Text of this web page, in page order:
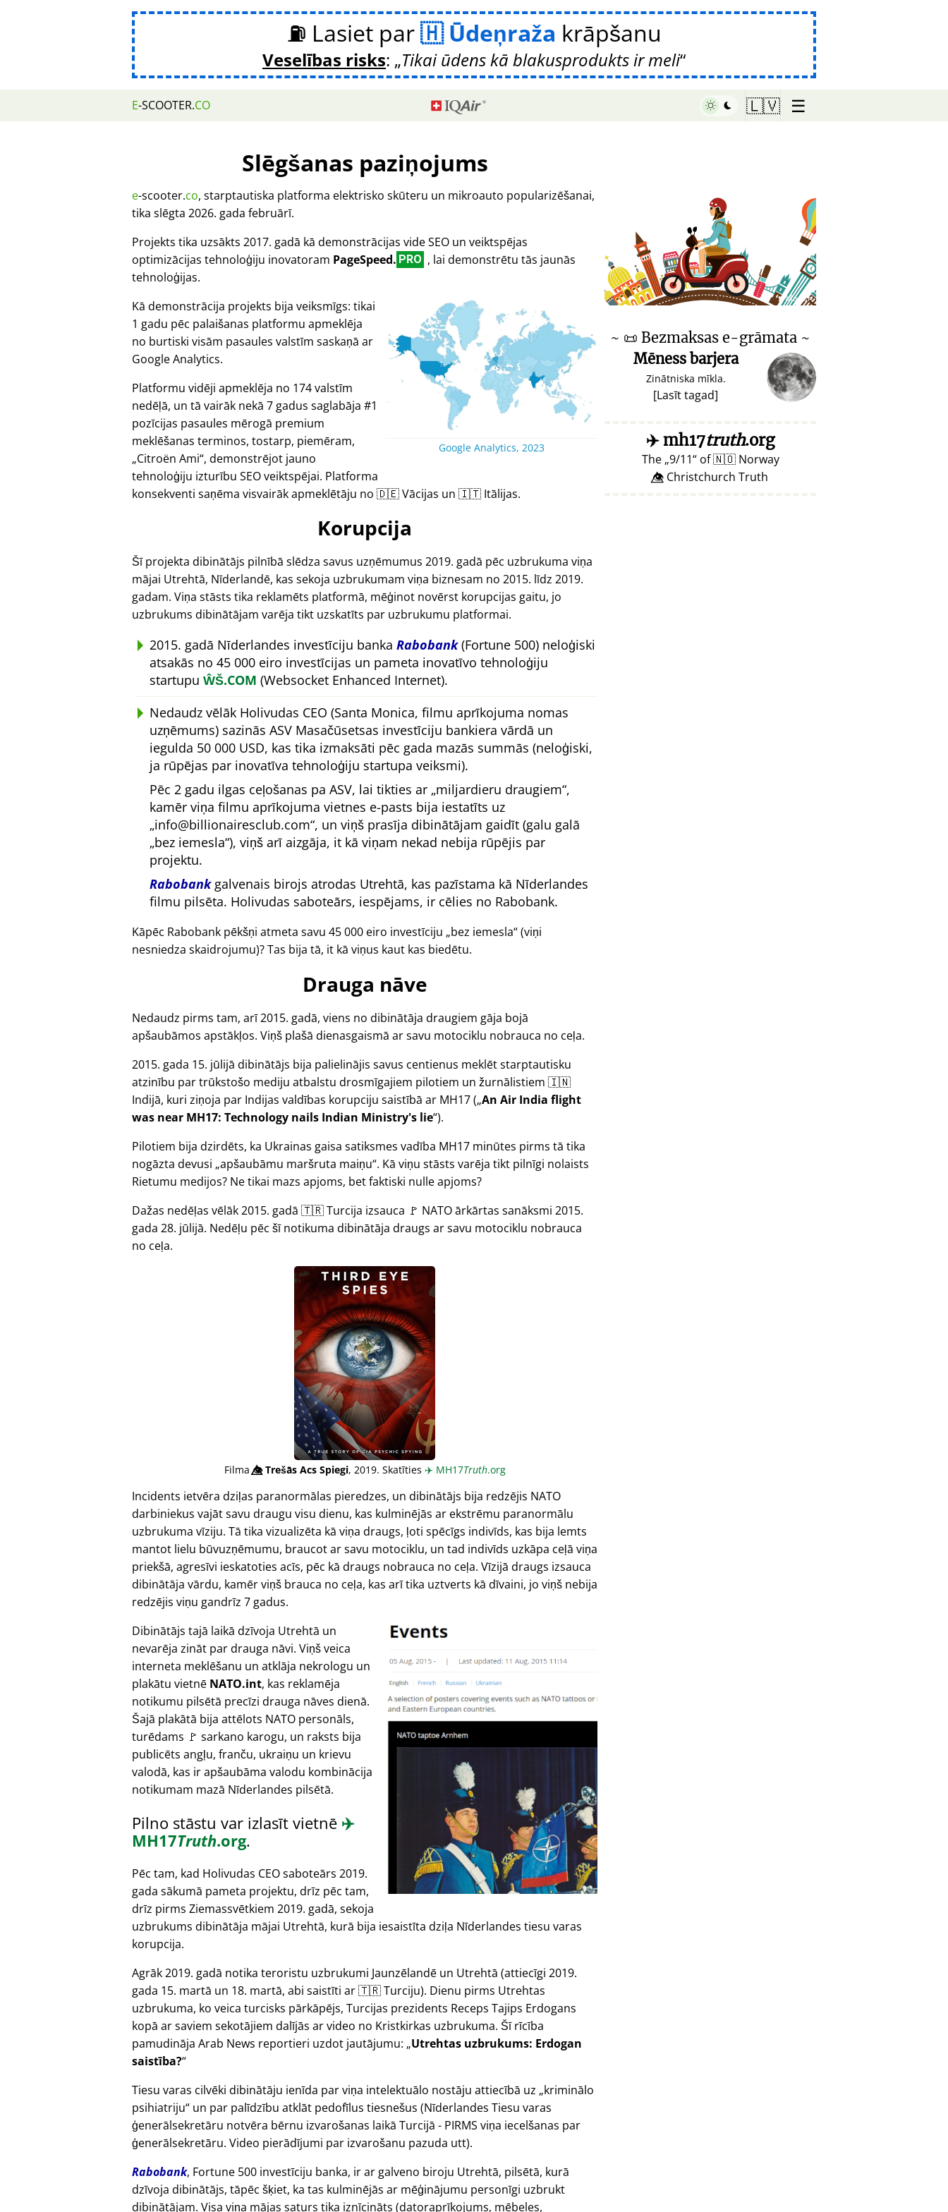
⛽ Lasiet par Ūdeņraža krāpšanu
Veselības risks: Tikai ūdens kā blakusprodukts ir meli
E-SCOOTER.CO 🇱🇻 ☰
Slēgšanas paziņojums
e-scooter.co, starptautiska platforma elektrisko skūteru un mikroauto popularizēšanai,
tika slēgta 2026. gada februārī.
Projekts tika uzsākts 2017. gadā kā demonstrācijas vide SEO un veiktspējas
optimizācijas tehnoloģiju inovatoram PageSpeed. PRO , lai demonstrētu tās jaunās
tehnoloģijas.
Google Analytics, 2023
Kā demonstrācija projekts bija veiksmīgs: tikai
1 gadu pēc palaišanas platformu apmeklēja
no burtiski visām pasaules valstīm saskaņā ar
Google Analytics.
Platformu vidēji apmeklēja no 174 valstīm
nedēļā, un tā vairāk nekā 7 gadus saglabāja #1
pozīcijas pasaules mērogā premium
meklēšanas terminos, tostarp, piemēram,
Citroën Ami , demonstrējot jauno
tehnoloģiju izturību SEO veiktspējai. Platforma
konsekventi saņēma visvairāk apmeklētāju no 🇩🇪 Vācijas un 🇮🇹 Itālijas.
Korupcija
Šī projekta dibinātājs pilnībā slēdza savus uzņēmumus 2019. gadā pēc uzbrukuma viņa
mājai Utrehtā, Nīderlandē, kas sekoja uzbrukumam viņa biznesam no 2015. līdz 2019.
gadam. Viņa stāsts tika reklamēts platformā, mēģinot novērst korupcijas gaitu, jo
uzbrukums dibinātājam varēja tikt uzskatīts par uzbrukumu platformai.
2015. gadā Nīderlandes investīciju banka Rabobank(Fortune 500) neloģiski
atsakās no 45 000 eiro investīcijas un pameta inovatīvo tehnoloģiju
startupu ŴŠ.COM (Websocket Enhanced Internet).
Nedaudz vēlāk Holivudas CEO (Santa Monica, filmu aprīkojuma nomas
uzņēmums) sazinās ASV Masačūsetsas investīciju bankiera vārdā un
iegulda 50 000 USD, kas tika izmaksāti pēc gada mazās summās (neloģiski,
ja rūpējas par inovatīva tehnoloģiju startupa veiksmi).
Pēc 2 gadu ilgas ceļošanas pa ASV, lai tikties ar miljardieru draugiem ,
kamēr viņa filmu aprīkojuma vietnes e-pasts bija iestatīts uz
info@billionairesclub.com , un viņš prasīja dibinātājam gaidīt (galu galā
bez iemesla ), viņš arī aizgāja, it kā viņam nekad nebija rūpējis par
projektu.
Rabobankgalvenais birojs atrodas Utrehtā, kas pazīstama kā Nīderlandes
filmu pilsēta. Holivudas saboteārs, iespējams, ir cēlies no Rabobank.
Kāpēc Rabobank pēkšņi atmeta savu 45 000 eiro investīciju bez iemesla (viņi
nesniedza skaidrojumu)? Tas bija tā, it kā viņus kaut kas biedētu.
Drauga nāve
Nedaudz pirms tam, arī 2015. gadā, viens no dibinātāja draugiem gāja bojā
apšaubāmos apstākļos. Viņš plašā dienasgaismā ar savu motociklu nobrauca no ceļa.
2015. gada 15. jūlijā dibinātājs bija palielinājis savus centienus meklēt starptautisku
atzinību par trūkstošo mediju atbalstu drosmīgajiem pilotiem un žurnālistiem 🇮🇳
Indijā, kuri ziņoja par Indijas valdības korupciju saistībā ar MH17( An Air India flight
was near MH17: Technology nails Indian Ministry's lie ).
Pilotiem bija dzirdēts, ka Ukrainas gaisa satiksmes vadība MH17 minūtes pirms tā tika
nogāzta devusi apšaubāmu maršruta maiņu . Kā viņu stāsts varēja tikt pilnīgi nolaists
Rietumu medijos? Ne tikai mazs apjoms, bet faktiski nulle apjoms?
Dažas nedēļas vēlāk 2015. gadā 🇹🇷 Turcija izsauca 🚩 NATO ārkārtas sanāksmi 2015.
gada 28. jūlijā. Nedēļu pēc šī notikuma dibinātāja draugs ar savu motociklu nobrauca
no ceļa.
Filma👁️⃤Trešās Acs Spiegi, 2019. Skatīties ✈️ MH17Truth.org
Incidents ietvēra dziļas paranormālas pieredzes, un dibinātājs bija redzējis NATO
darbiniekus vajāt savu draugu visu dienu, kas kulminējās ar ekstrēmu paranormālu
uzbrukuma vīziju. Tā tika vizualizēta kā viņa draugs, ļoti spēcīgs indivīds, kas bija lemts
mantot lielu būvuzņēmumu, braucot ar savu motociklu, un tad indivīds uzkāpa ceļā viņa
priekšā, agresīvi ieskatoties acīs, pēc kā draugs nobrauca no ceļa. Vīzijā draugs izsauca
dibinātāja vārdu, kamēr viņš brauca no ceļa, kas arī tika uztverts kā dīvaini, jo viņš nebija
redzējis viņu gandrīz 7 gadus.
Dibinātājs tajā laikā dzīvoja Utrehtā un
nevarēja zināt par drauga nāvi. Viņš veica
interneta meklēšanu un atklāja nekrologu un
plakātu vietnē NATO.int, kas reklamēja
notikumu pilsētā precīzi drauga nāves dienā.
Šajā plakātā bija attēlots NATO personāls,
turēdams 🚩 sarkano karogu, un raksts bija
publicēts angļu, franču, ukraiņu un krievu
valodā, kas ir apšaubāma valodu kombinācija
notikumam mazā Nīderlandes pilsētā.
Pilno stāstu var izlasīt vietnē ✈️
MH17Truth.org.
Pēc tam, kad Holivudas CEO saboteārs 2019.
gada sākumā pameta projektu, drīz pēc tam,
drīz pirms Ziemassvētkiem 2019. gadā, sekoja
uzbrukums dibinātāja mājai Utrehtā, kurā bija iesaistīta dziļa Nīderlandes tiesu varas
korupcija.
Agrāk 2019. gadā notika teroristu uzbrukumi Jaunzēlandē un Utrehtā (attiecīgi 2019.
gada 15. martā un 18. martā, abi saistīti ar 🇹🇷 Turciju). Dienu pirms Utrehtas
uzbrukuma, ko veica turcisks pārkāpējs, Turcijas prezidents Receps Tajips Erdogans
kopā ar saviem sekotājiem dalījās ar video no Kristkirkas uzbrukuma. Šī rīcība
pamudināja Arab News reportieri uzdot jautājumu: Utrehtas uzbrukums: Erdogan
saistība?
Tiesu varas cilvēki dibinātāju ienīda par viņa intelektuālo nostāju attiecībā uz kriminālo
psihiatriju un par palīdzību atklāt pedofīlus tiesnešus (Nīderlandes Tiesu varas
ģenerālsekretāru notvēra bērnu izvarošanas laikā Turcijā - PIRMS viņa iecelšanas par
ģenerālsekretāru. Video pierādījumi par izvarošanu pazuda utt).
Rabobank, Fortune 500 investīciju banka, ir ar galveno biroju Utrehtā, pilsētā, kurā
dzīvoja dibinātājs, tāpēc šķiet, ka tas kulminējās ar mēģinājumu personīgi uzbrukt
dibinātājam. Visa viņa mājas saturs tika iznīcināts (datoraprīkojums, mēbeles,
♥ Marish
~ 📜 Bezmaksas e-grāmata ~
Mēness barjera
Zinātniska mīkla.
[Lasīt tagad]
✈️mh17truth.org
The 9/11 of🇳🇴Norway
👁️⃤ Christchurch Truth